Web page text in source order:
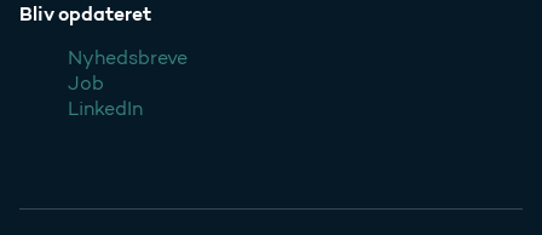
Bliv opdateret
Nyhedsbreve
Job
LinkedIn